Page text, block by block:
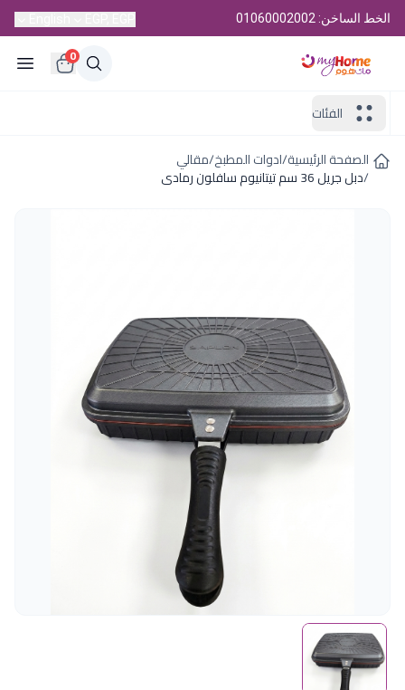
الخط الساخن: 01060002002
0
الفئات
الصفحة الرئيسية/ادوات المطبخ/مقالي
/دبل جريل 36 سم تيتانيوم سافلون رمادى